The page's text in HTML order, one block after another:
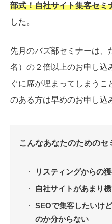
部式！自社サイト集客セミ
した。
先月のバズ部セミナーは、
名）の２倍以上のお申し込
ぐに席が埋まってしまう
のある方は早めのお申し込
こんなあなたのためのセ
リスティングからの
自社サイトがあまり
SEOで集客したいけ
のか分からない